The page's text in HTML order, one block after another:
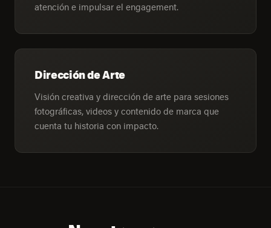
atención e impulsar el engagement.
Dirección de Arte
Visión creativa y dirección de arte para sesiones
fotográficas, videos y contenido de marca que
cuenta tu historia con impacto.